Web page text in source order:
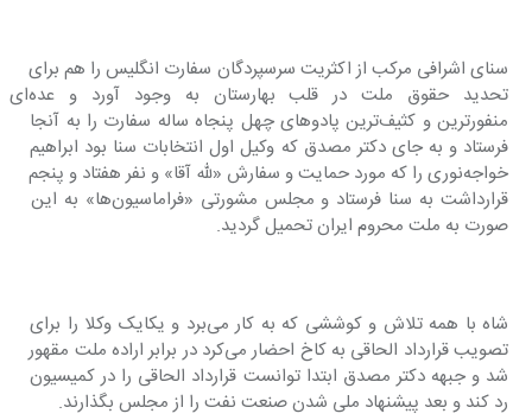
سنای اشرافی مرکب از اکثریت سرسپردگان سفارت انگلیس را هم برای
تحدید حقوق ملت در قلب بهارستان به وجود آورد و عده‌ای
منفور‌ترین و کثیف‌ترین پادو‌های چهل پنجاه ساله سفارت را به آنجا
فرستاد و به جای دکتر مصدق که وکیل اول انتخابات سنا بود ابراهیم
خواجه‌نوری را که مورد حمایت و سفارش «لله ‌آقا» و نفر هفتاد و پنجم
قرارداشت به سنا فرستاد و مجلس مشورتی «فراماسیون‌ها» به این
صورت به ملت محروم ایران تحمیل گردید.
شاه با همه تلاش و کوششی که به کار می‌برد و یکایک وکلا را برای
تصویب قرارداد الحاقی به کاخ احضار می‌کرد در برابر اراده ملت مقهور
شد و جبهه دکتر مصدق ابتدا توانست قرارداد الحاقی را در کمیسیون
رد کند و بعد پیشنهاد ملی شدن صنعت نفت را از مجلس بگذارند.